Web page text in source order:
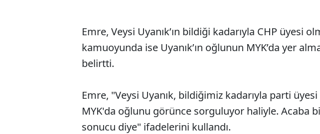
Emre, Veysi Uyanık’ın bildiği kadarıyla CHP üyesi
kamuoyunda ise Uyanık’ın oğlunun MYK’da yer
belirtti.
Emre, "Veysi Uyanık, bildiğimiz kadarıyla parti
MYK'da oğlunu görünce sorguluyor haliyle. Acaba
sonucu diye" ifadelerini kullandı.